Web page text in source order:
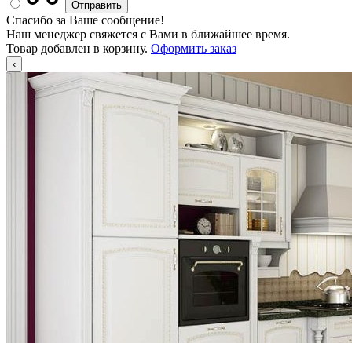
Спасибо за Ваше сообщение!
Наш менеджер свяжется с Вами в ближайшее время.
Товар добавлен в корзину. Оформить заказ